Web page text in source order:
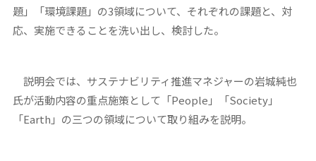
題」「環境課題」の3領域について、それぞれの課題と、対
応、実施できることを洗い出し、検討した。
説明会では、サステナビリティ推進マネジャーの岩城純也
氏が活動内容の重点施策として「People」「Society」
「Earth」の三つの領域について取り組みを説明。